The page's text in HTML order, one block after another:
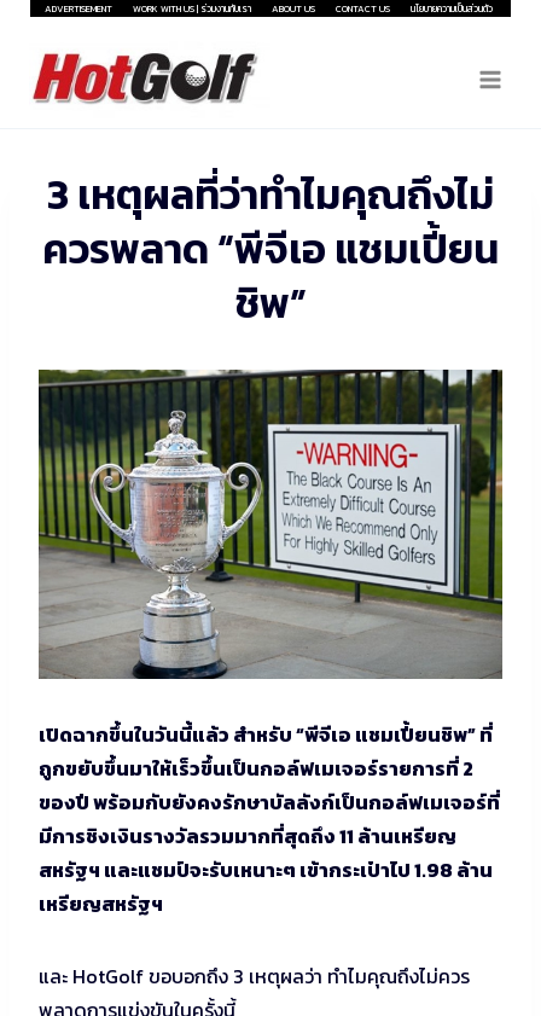
Skip
content
ADVERTISEMENT WORK WITH US | ร่วมงานกับเรา ABOUT US CONTACT US นโยบายความเป็นส่วนตัว
3 เหตุผลที่ว่าทำไมคุณถึงไม่
ควรพลาด “พีจีเอ แชมเปี้ยน
ชิพ”
เปิดฉากขึ้นในวันนี้แล้ว สำหรับ “พีจีเอ แชมเปี้ยนชิพ” ที่
ถูกขยับขึ้นมาให้เร็วขึ้นเป็นกอล์ฟเมเจอร์รายการที่ 2
ของปี พร้อมกับยังคงรักษาบัลลังก์เป็นกอล์ฟเมเจอร์ที่
มีการชิงเงินรางวัลรวมมากที่สุดถึง 11 ล้านเหรียญ
สหรัฐฯ และแชมป์จะรับเหนาะๆ เข้ากระเป๋าไป 1.98 ล้าน
เหรียญสหรัฐฯ
และ HotGolf ขอบอกถึง 3 เหตุผลว่า ทำไมคุณถึงไม่ควร
พลาดการแข่งขันในครั้งนี้